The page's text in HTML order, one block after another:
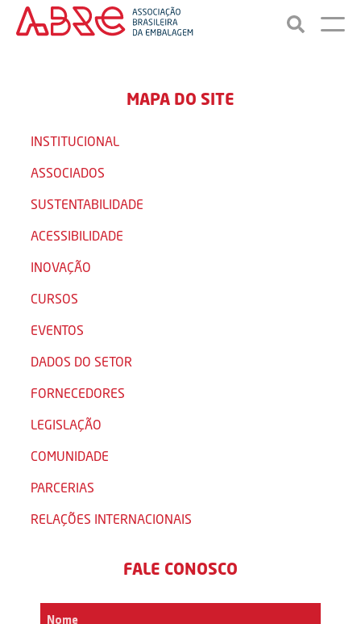
MAPA DO SITE
INSTITUCIONAL
ASSOCIADOS
SUSTENTABILIDADE
ACESSIBILIDADE
INOVAÇÃO
CURSOS
EVENTOS
DADOS DO SETOR
FORNECEDORES
LEGISLAÇÃO
COMUNIDADE
PARCERIAS
RELAÇÕES INTERNACIONAIS
FALE CONOSCO